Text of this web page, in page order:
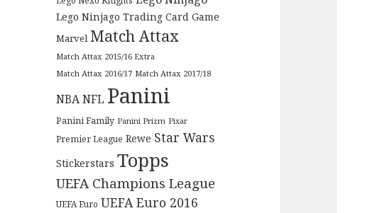
Lego Ninjago Trading Card Game
Marvel Match Attax
Match Attax 2015/16 Extra
Match Attax 2016/17 Match Attax 2017/18
NBANFL Panini
Panini Family Panini Prizm Pixar
Premier League Rewe Star Wars
Stickerstars Topps
UEFA Champions League
UEFA Euro UEFA Euro 2016